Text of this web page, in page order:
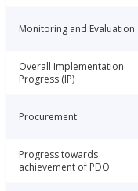
Monitoring and Evaluation
Overall Implementation
Progress (IP)
Procurement
Progress towards
achievement of PDO